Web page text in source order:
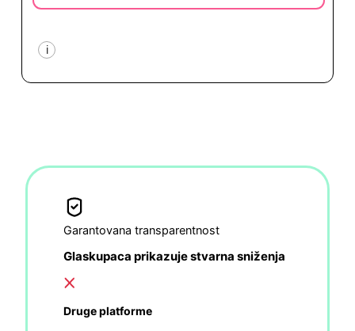
i
Garantovana transparentnost
Glaskupaca prikazuje stvarna sniženja
Druge platforme